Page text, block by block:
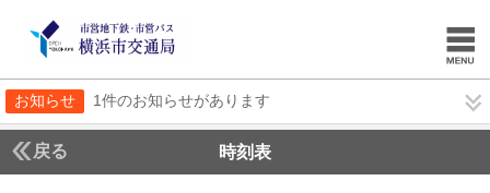
お知らせ 1件のお知らせがあります
戻る 時刻表